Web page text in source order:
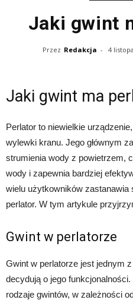
Jaki gwint
Przez Redakcja - 4
Jaki gwint ma
Perlator to niewielkie
wylewki kranu. Jego głównym
strumienia wody z powietrzem,
wody i zapewnia bardziej
wielu użytkowników zastanawia
perlator. W tym artykule
Gwint w perlatorze
Gwint w perlatorze jest jednym
decydują o jego
rodzaje gwintów, w zależności